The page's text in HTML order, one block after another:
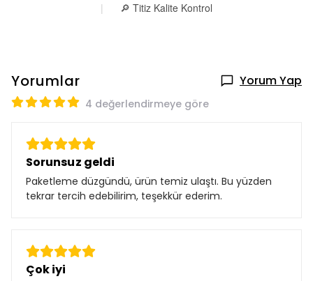
|
🔎 Titiz Kalite Kontrol
Yorumlar Yorum Yap
4 değerlendirmeye göre
Sorunsuz geldi
Paketleme düzgündü, ürün temiz ulaştı. Bu yüzden
tekrar tercih edebilirim, teşekkür ederim.
Çok iyi